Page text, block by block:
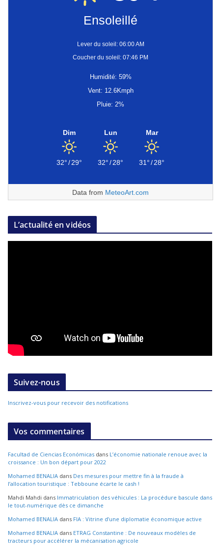
Ensoleillé
Lever du soleil: 06:00 AM
Coucher du soleil: 07:46 PM
Humidité: 59%
Vent: 12.6Kmph
Pluie: 2%
Dim
32°/29°
Lun
32°/28°
Mar
31°/28°
Data from MeteoArt.com
L’actualité en vidéos
Suivez-nous
Inscrivez-vous pour recevoir des notifications
Vos commentaires
Facultad de Ciencias Económicas dans L’économie nationale renoue avec la
croissance : Un bon départ pour 2022
Mohamed BENALIA dans Des mesures pour mettre fin à la fraude à
l’allocation touristique : Tebboune écarte le cash !
Mahdi Mahdi dans Immatriculation des véhicules : La procédure bascule dans
le tout-numérique dès ce dimanche
Mohamed BENALIA dans FIA : Vitrine d’une diplomatie économique active
Mohamed BENALIA dans ETRAG Constantine : De nouveaux modèles de
tracteurs pour accélérer la mécanisation agricole